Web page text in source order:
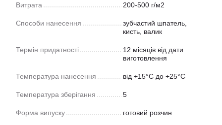
Витрата 200-500 г/м2
Способи нанесення
зубчастий шпатель,
кисть, валик
Термін придатності
12 місяців від дати
виготовлення
Температура нанесення від +15°С до +25°С
Температура зберігання 5
Форма випуску готовий розчин